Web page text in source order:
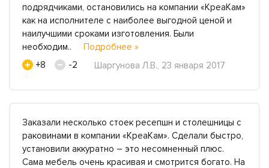
подрядчиками, остановились на компании «КреаКам»
как на исполнителе с наиболее выгодной ценой и
наилучшими сроками изготовления. Были
необходим.. Подробнее »
+8
-2 Шаргунова Л.В., 23 января 2017
Заказали несколько стоек ресепшн и столешницы с
раковинами в компании «КреаКам». Сделали быстро,
установили аккуратно – это несомненный плюс.
Сама мебель очень красивая и смотрится богато. На